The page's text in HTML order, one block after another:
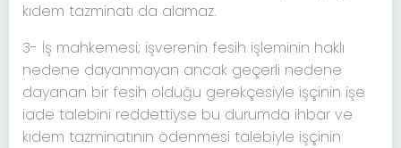
kıdem tazminatı da alamaz.
3- İş mahkemesi; işverenin fesih işleminin haklı
nedene dayanmayan ancak geçerli nedene
dayanan bir fesih olduğu gerekçesiyle işçinin işe
iade talebini reddettiyse bu durumda ihbar ve
kıdem tazminatının ödenmesi talebiyle işçinin